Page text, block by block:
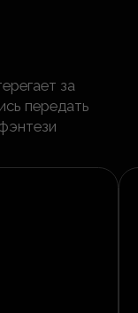
за
передать